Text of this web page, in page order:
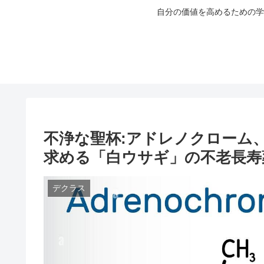
自分の価値を高めるための
不浄な聖杯:アドレノクローム
求める「白ウサギ」の不老長
デクラス